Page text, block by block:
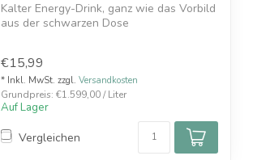
Kalter Energy-Drink, ganz wie das Vorbild
aus der schwarzen Dose
€15,99
* Inkl. MwSt. zzgl. Versandkosten
Grundpreis: €1.599,00 / Liter
Auf Lager
Vergleichen